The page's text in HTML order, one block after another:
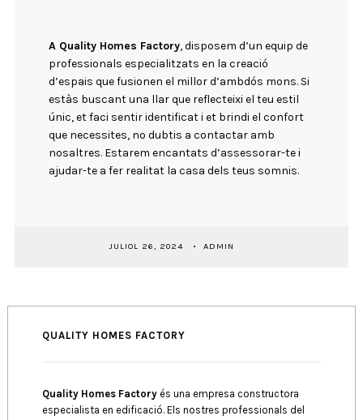
A Quality Homes Factory, disposem d’un equip de
professionals especialitzats en la creació
d’espais que fusionen el millor d’ambdós mons. Si
estàs buscant una llar que reflecteixi el teu estil
únic, et faci sentir identificat i et brindi el confort
que necessites, no dubtis a contactar amb
nosaltres. Estarem encantats d’assessorar-te i
ajudar-te a fer realitat la casa dels teus somnis.
JULIOL 26, 2024 ADMIN
QUALITY HOMES FACTORY
Quality Homes Factoryés una empresa constructora
especialista en edificació. Els nostres professionals del